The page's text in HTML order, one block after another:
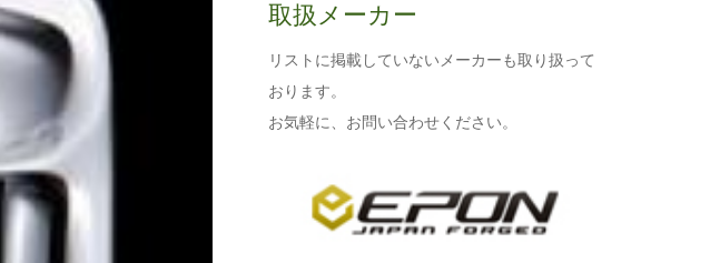
取扱メーカー
リストに掲載していないメーカーも取り扱って
おります。
お気軽に、お問い合わせください。